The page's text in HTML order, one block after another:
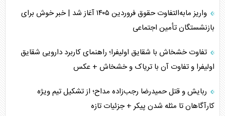
واریز مابه‌التفاوت حقوق فروردین ۱۴۰۵ آغاز شد | خبر خوش برای
بازنشستگان تأمین اجتماعی
تفاوت خشخاش با شقایق اولیفرا؛ راهنمای کاربرد دارویی شقایق
اولیفرا و تفاوت آن با تریاک و خشخاش + عکس
ربایش و قتل حمیدرضا رجب‌زاده مداح؛ از تشکیل تیم ویژه
کارآگاهان تا مثله شدن پیکر + جزئیات تازه